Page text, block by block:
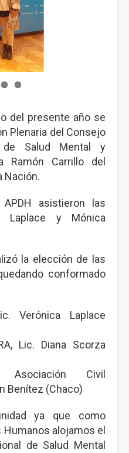
del presente año se
Plenaria del Consejo
de Salud Mental y
Ramón Carrillo del
Nación.
asistieron las
Laplace y Mónica
la elección de las
conformado
Verónica Laplace
Lic. Diana Scorza
Asociación Civil
Benítez (Chaco)
ya que como
alojamos el
de Salud Mental